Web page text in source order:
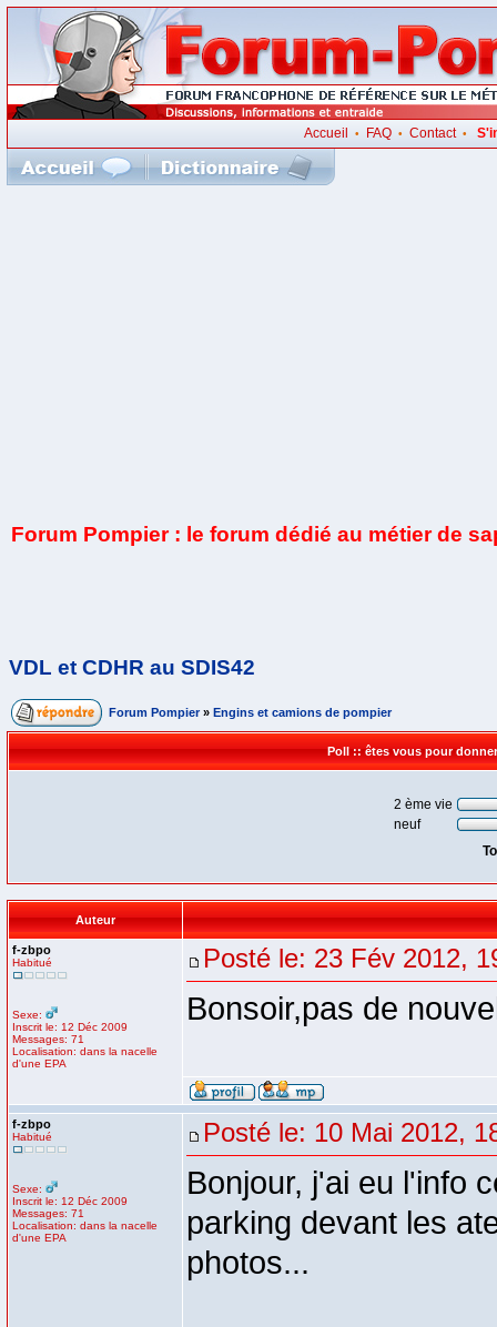
Accueil • FAQ• Contact•
Forum Pompier : le forum dédié au métier de
VDL et CDHR au SDIS42
Forum Pompier » Engins et camions de pompier
Poll :: êtes vous pour
2 ème vie
neuf
Auteur
f-zbpo
Habitué
Sexe:
Inscrit le: 12 Déc 2009
Messages: 71
Localisation: dans la nacelle
d'une EPA
Posté le: 23 Fév 2012,
Bonsoir,pas de
f-zbpo
Habitué
Sexe:
Inscrit le: 12 Déc 2009
Messages: 71
Localisation: dans la nacelle
d'une EPA
Posté le: 10 Mai 2012,
Bonjour, j'ai eu l'info
parking devant les
photos...